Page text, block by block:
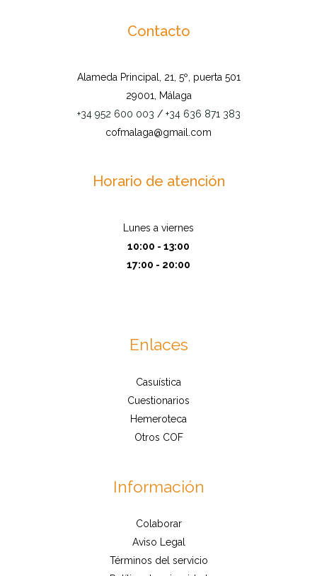
Contacto
Alameda Principal, 21, 5º, puerta 501
29001, Málaga
+34 952 600 003 / +34 636 871 383
cofmalaga@gmail.com
Horario de atención
Lunes a viernes
10:00 - 13:00
17:00 - 20:00
Enlaces
Casuística
Cuestionarios
Hemeroteca
Otros COF
Información
Colaborar
Aviso Legal
Términos del servicio